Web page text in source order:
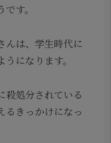
す。
んは、学生時代に
になります。
殺処分されている
るきっかけになっ